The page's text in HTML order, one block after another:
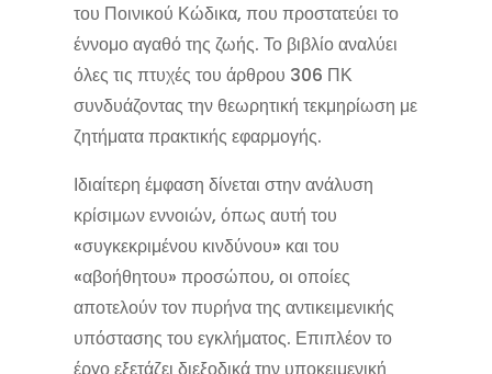
του Ποινικού Κώδικα, που προστατεύει το
έννομο αγαθό της ζωής. Το βιβλίο αναλύει
όλες τις πτυχές του άρθρου 306 ΠΚ
συνδυάζοντας την θεωρητική τεκμηρίωση με
ζητήματα πρακτικής εφαρμογής.
Ιδιαίτερη έμφαση δίνεται στην ανάλυση
κρίσιμων εννοιών, όπως αυτή του
«συγκεκριμένου κινδύνου» και του
«αβοήθητου» προσώπου, οι οποίες
αποτελούν τον πυρήνα της αντικειμενικής
υπόστασης του εγκλήματος. Επιπλέον το